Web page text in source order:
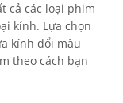
cả các loại phim
kính. Lựa chọn
kính đổi màu
theo cách bạn